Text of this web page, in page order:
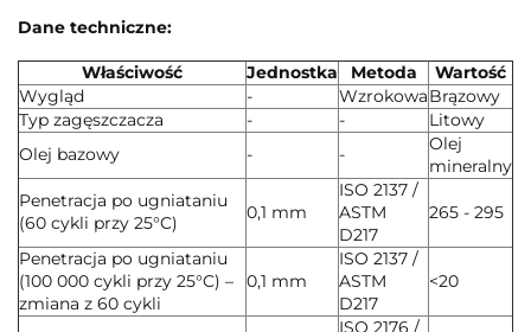
Dane techniczne:
Właściwość Jednostka Metoda
Wartość
Wygląd
- WzrokowaBrązowy
Typ zagęszczacza
- -
Litowy
Olej bazowy
- -
Olej
mineralny
Penetracja po ugniataniu
(60 cykli przy 25°C)
0,1 mm
ISO 2137 /
ASTM
D217
265 - 295
Penetracja po ugniataniu
(100 000 cykli przy 25°C) –
zmiana z 60 cykli
0,1 mm
ISO 2137 /
ASTM
D217
<20
ISO 2176 /